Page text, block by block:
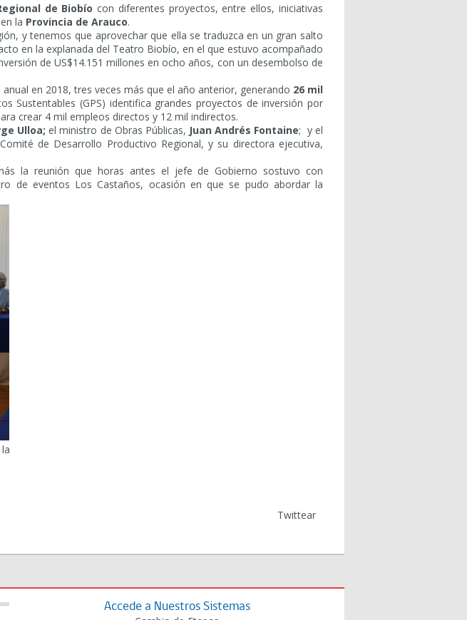
de Biobío con diferentes proyectos, entre ellos, iniciativas
la Provincia de Arauco.
y tenemos que aprovechar que ella se traduzca en un gran salto
en la explanada del Teatro Biobío, en el que estuvo acompañado
de US$14.151 millones en ocho años, con un desembolso de
anual en 2018, tres veces más que el año anterior, generando 26 mil
Sustentables (GPS) identifica grandes proyectos de inversión por
crear 4 mil empleos directos y 12 mil indirectos.
Ulloa; el ministro de Obras Públicas, Juan Andrés Fontaine; y el
de Desarrollo Productivo Regional, y su directora ejecutiva,
la reunión que horas antes el jefe de Gobierno sostuvo con
de eventos Los Castaños, ocasión en que se pudo abordar la
Twittear
Accede a Nuestros Sistemas